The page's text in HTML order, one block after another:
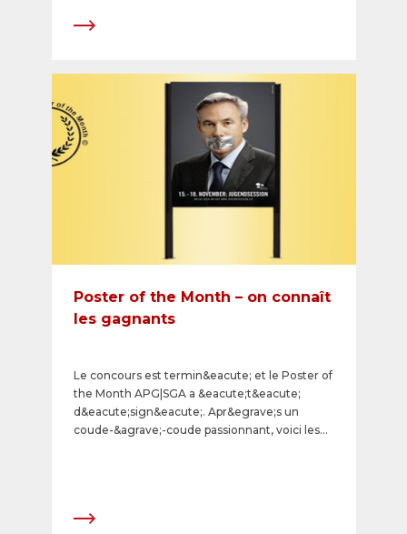
grande ville et aussi le plus important
Poster of the Month – on connaît
les gagnants
Le concours est termin&eacute; et le Poster of
the Month APG|SGA a &eacute;t&eacute;
d&eacute;sign&eacute;. Apr&egrave;s un
coude-&agrave;-coude passionnant, voici les